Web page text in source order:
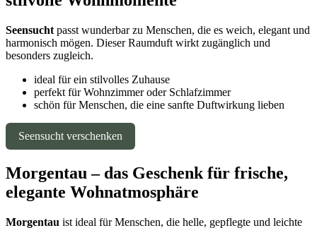
Seensucht passt wunderbar zu Menschen, die es weich, elegant und
harmonisch mögen. Dieser Raumduft wirkt zugänglich und
besonders zugleich.
ideal für ein stilvolles Zuhause
perfekt für Wohnzimmer oder Schlafzimmer
schön für Menschen, die eine sanfte Duftwirkung lieben
Seensucht verschenken
Morgentau – das Geschenk für frische,
elegante Wohnatmosphäre
Morgentau ist ideal für Menschen, die helle, gepflegte und leichte